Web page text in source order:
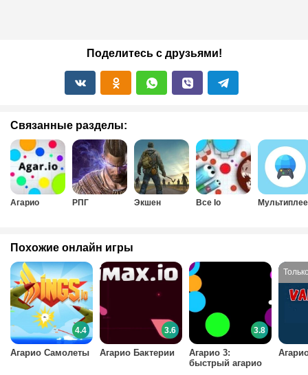
Поделитесь с друзьями!
Связанные разделы:
Агарио РПГ Экшен Все Io
Похожие онлайн игры
Агарио Самолеты
4.4
Агарио Бактерии
3.6
Агарио 3:
быстрый агарио
3.8